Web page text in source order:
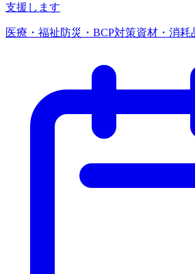
支援します
医療・福祉防災・BCP対策資材・消耗